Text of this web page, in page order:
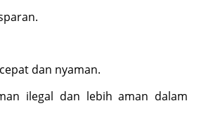
dan nyaman.
ilegal dan lebih aman dalam